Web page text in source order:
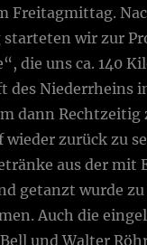
Freitagmittag.
wir zur
die uns ca. 140
des Niederrheins
dann Rechtzeitig
zurück zu
aus der mit
getanzt wurde
Auch die
und Walter